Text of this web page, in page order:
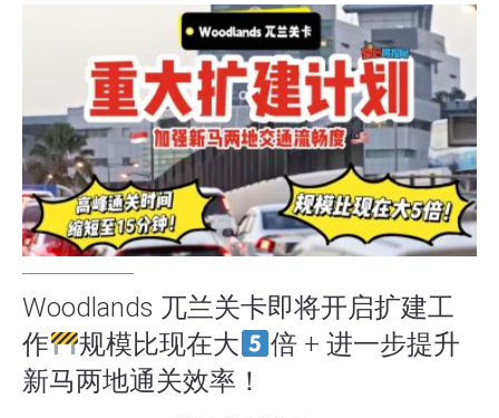
Woodlands 兀兰关卡即将开启扩建工
作
规模比现在大
倍 + 进一步提升
新马两地通关效率！